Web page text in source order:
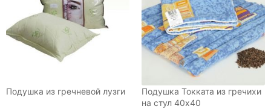
Подушка из гречневой лузги
Подушка Токката из гречихи
на стул 40х40